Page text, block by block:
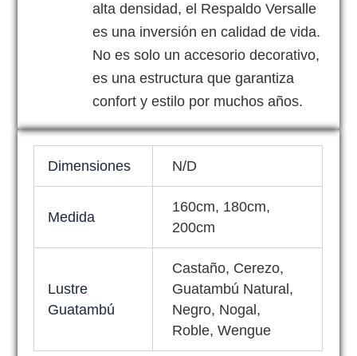
alta densidad, el Respaldo Versalle
es una inversión en calidad de vida.
No es solo un accesorio decorativo,
es una estructura que garantiza
confort y estilo por muchos años.
Dimensiones N/D
Medida
160cm, 180cm,
200cm
Lustre
Guatambú
Castaño, Cerezo,
Guatambú Natural,
Negro, Nogal,
Roble, Wengue